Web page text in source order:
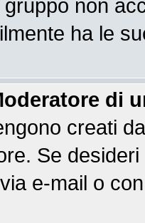
non
ha le
di
creati
Se
e-mail o